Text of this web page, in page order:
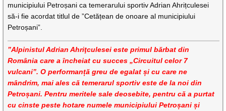
municipiului Petroșani ca temerarului sportiv Adrian Ahrițculesei
să-i fie acordat titlul de ”Cetățean de onoare al municipiului
Petroșani”.
”Alpinistul Adrian Ahriţculesei este primul bărbat din
România care a încheiat cu succes „Circuitul celor 7
vulcani”. O performanță greu de egalat și cu care ne
mândrim, mai ales că temerarul sportiv este de la noi din
Petroșani. Pentru meritele sale deosebite, pentru că a purtat
cu cinste peste hotare numele municipiului Petroșani și